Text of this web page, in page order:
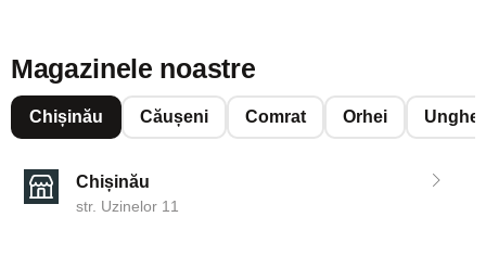
Magazinele noastre
Chișinău Căușeni Comrat Orhei
Chișinău
str. Uzinelor 11